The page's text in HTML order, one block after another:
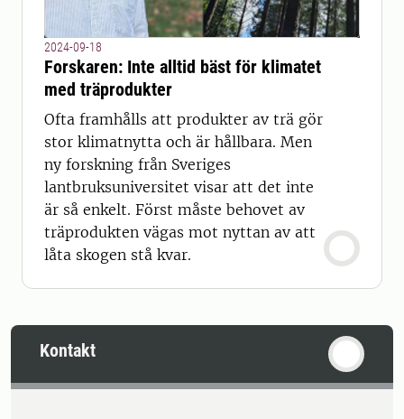
2024-09-18
Forskaren: Inte alltid bäst för klimatet
med träprodukter
Ofta framhålls att produkter av trä gör
stor klimatnytta och är hållbara. Men
ny forskning från Sveriges
lantbruksuniversitet visar att det inte
är så enkelt. Först måste behovet av
träprodukten vägas mot nyttan av att
låta skogen stå kvar.
Kontakt